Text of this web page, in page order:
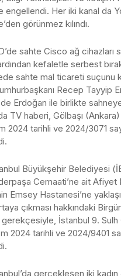
engellendi. Her iki kanal da
görünmez kılındı.
sahte Cisco ağ cihazları
kefaletle serbest
sahte mal ticareti suçunu
Recep Tayyip
Erdoğan ile birlikte
TV haberi, Gölbaşı
2024 tarihli ve 2024/3071
Büyükşehir Belediyesi
Cemaati’ne ait Afiyet
Emsey Hastanesi’ne
çıkması hakkındaki
gerekçesiyle, İstanbul 9. Sulh
2024 tarihli ve 2024/9401
gerçekleşen iki